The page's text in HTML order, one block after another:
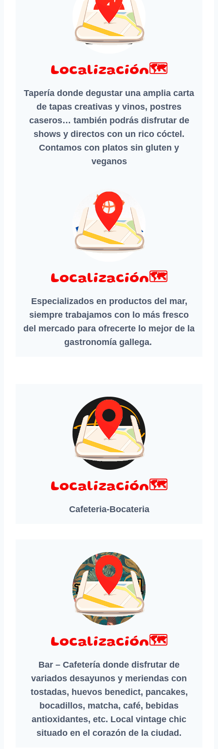
Localización🗺️
Tapería donde degustar una amplia carta
de tapas creativas y vinos, postres
caseros… también podrás disfrutar de
shows y directos con un rico cóctel.
Contamos con platos sin gluten y
veganos
Localización🗺️
Especializados en productos del mar,
siempre trabajamos con lo más fresco
del mercado para ofrecerte lo mejor de la
gastronomía gallega.
Localización🗺️
Cafeteria-Bocateria
Localización🗺️
Bar – Cafetería donde disfrutar de
variados desayunos y meriendas con
tostadas, huevos benedict, pancakes,
bocadillos, matcha, café, bebidas
antioxidantes, etc. Local vintage chic
situado en el corazón de la ciudad.